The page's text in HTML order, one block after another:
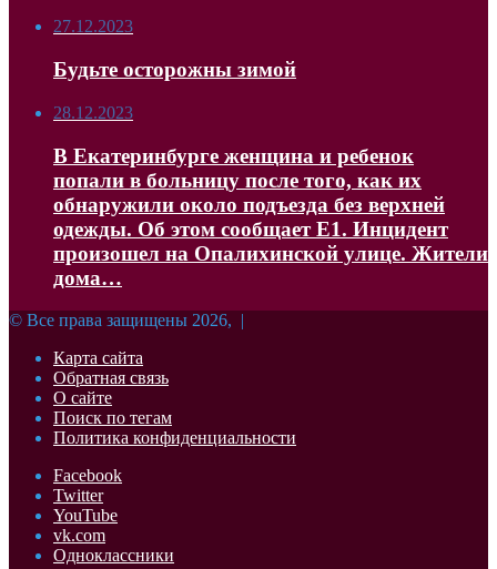
27.12.2023
Будьте осторожны зимой
28.12.2023
В Екатеринбурге женщина и ребенок
попали в больницу после того, как их
обнаружили около подъезда без верхней
одежды. Об этом сообщает Е1. Инцидент
произошел на Опалихинской улице. Жители
дома…
© Все права защищены 2026, |
Карта сайта
Обратная связь
О сайте
Поиск по тегам
Политика конфиденциальности
Facebook
Twitter
YouTube
vk.com
Одноклассники